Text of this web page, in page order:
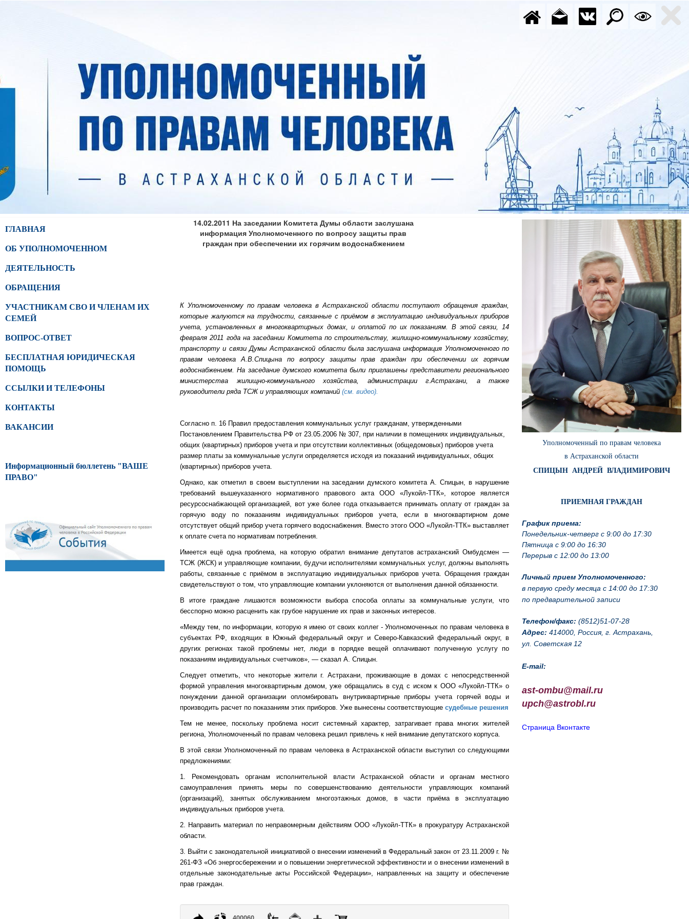
ГЛАВНАЯ
ОБ УПОЛНОМОЧЕННОМ
ДЕЯТЕЛЬНОСТЬ
ОБРАЩЕНИЯ
УЧАСТНИКАМ СВО И ЧЛЕНАМ ИХ
СЕМЕЙ
ВОПРОС-ОТВЕТ
БЕСПЛАТНАЯ ЮРИДИЧЕСКАЯ
ПОМОЩЬ
ССЫЛКИ И ТЕЛЕФОНЫ
КОНТАКТЫ
ВАКАНСИИ
Информационный бюллетень "ВАШЕ
ПРАВО"
Уполномоченный по правам человека
в Астраханской области
СПИЦЫН АНДРЕЙ ВЛАДИМИРОВИЧ
ПРИЕМНАЯ ГРАЖДАН
График приема:
Понедельник-четверг с 9:00 до 17:30
Пятница с 9:00 до 16:30
Перерыв с 12:00 до 13:00
Личный прием Уполномоченного:
в первую среду месяца с 14:00 до 17:30
по предварительной записи
Телефон/факс: (8512)51-07-28
Адрес: 414000, Россия, г. Астрахань,
ул. Советская 12
E-mail:
ast-ombu@mail.ru
upch@astrobl.ru
Страница Вконтакте
14.02.2011 На заседании Комитета Думы области заслушана
информация Уполномоченного по вопросу защиты прав
граждан при обеспечении их горячим водоснабжением
К Уполномоченному по правам человека в Астраханской области поступают обращения граждан,
которые жалуются на трудности, связанные с приёмом в эксплуатацию индивидуальных приборов
учета, установленных в многоквартирных домах, и оплатой по их показаниям. В этой связи, 14
февраля 2011 года на заседании Комитета по строительству, жилищно-коммунальному хозяйству,
транспорту и связи Думы Астраханской области была заслушана информация Уполномоченного по
правам человека А.В.Спицына по вопросу защиты прав граждан при обеспечении их горячим
водоснабжением.На заседание думского комитета были приглашены представители регионального
министерства жилищно-коммунального хозяйства, администрации г.Астрахани, а также
руководители ряда ТСЖ и управляющих компаний (см. видео).
Согласно п. 16 Правил предоставления коммунальных услуг гражданам, утвержденными
Постановлением Правительства РФ от 23.05.2006 № 307, при наличии в помещениях индивидуальных,
общих (квартирных) приборов учета и при отсутствии коллективных (общедомовых) приборов учета
размер платы за коммунальные услуги определяется исходя из показаний индивидуальных, общих
(квартирных) приборов учета.
Однако, как отметил в своем выступлении на заседании думского комитета А. Спицын, в нарушение
требований вышеуказанного нормативного правового акта ООО «Лукойл-ТТК», которое является
ресурсоснабжающей организацией, вот уже более года отказывается принимать оплату от граждан за
горячую воду по показаниям индивидуальных приборов учета, если в многоквартирном доме
отсутствует общий прибор учета горячего водоснабжения. Вместо этого ООО «Лукойл-ТТК» выставляет
к оплате счета по нормативам потребления.
Имеется ещё одна проблема, на которую обратил внимание депутатов астраханский Омбудсмен —
ТСЖ (ЖСК) и управляющие компании, будучи исполнителями коммунальных услуг, должны выполнять
работы, связанные с приёмом в эксплуатацию индивидуальных приборов учета. Обращения граждан
свидетельствуют о том, что управляющие компании уклоняются от выполнения данной обязанности.
В итоге граждане лишаются возможности выбора способа оплаты за коммунальные услуги, что
бесспорно можно расценить как грубое нарушение их прав и законных интересов.
«Между тем, по информации, которую я имею от своих коллег - Уполномоченных по правам человека в
субъектах РФ, входящих в Южный федеральный округ и Северо-Кавказский федеральный округ, в
других регионах такой проблемы нет, люди в порядке вещей оплачивают полученную услугу по
показаниям индивидуальных счетчиков», — сказал А. Спицын.
Следует отметить, что некоторые жители г. Астрахани, проживающие в домах с непосредственной
формой управления многоквартирным домом, уже обращались в суд с иском к ООО «Лукойл-ТТК» о
понуждении данной организации опломбировать внутриквартирные приборы учета горячей воды и
производить расчет по показаниям этих приборов. Уже вынесены соответствующие судебные решения
Тем не менее, поскольку проблема носит системный характер, затрагивает права многих жителей
региона, Уполномоченный по правам человека решил привлечь к ней внимание депутатского корпуса.
В этой связи Уполномоченный по правам человека в Астраханской области выступил со следующими
предложениями:
1. Рекомендовать органам исполнительной власти Астраханской области и органам местного
самоуправления принять меры по совершенствованию деятельности управляющих компаний
(организаций), занятых обслуживанием многоэтажных домов, в части приёма в эксплуатацию
индивидуальных приборов учета.
2. Направить материал по неправомерным действиям ООО «Лукойл-ТТК» в прокуратуру Астраханской
области.
3. Выйти с законодательной инициативой о внесении изменений вФедеральный закон от 23.11.2009 г. №
261-ФЗ «Об энергосбережении и о повышении энергетической эффективности и о внесении изменений в
отдельные законодательные акты Российской Федерации», направленных на защиту и обеспечение
прав граждан.